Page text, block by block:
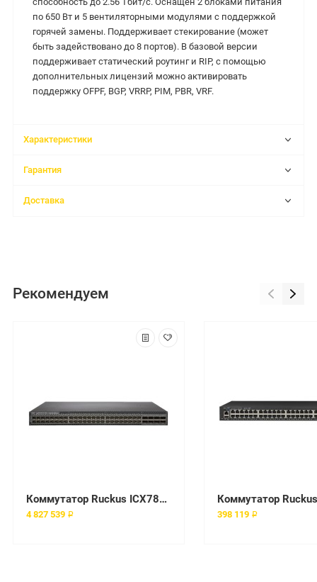
по 650 Вт и 5 вентиляторными модулями с поддержкой
горячей замены. Поддерживает стекирование (может
быть задействовано до 8 портов). В базовой версии
поддерживает статический роутинг и RIP, с помощью
дополнительных лицензий можно активировать
поддержку OFPF, BGP, VRRP, PIM, PBR, VRF.
Характеристики
Гарантия
Доставка
Рекомендуем
Коммутатор Ruckus ICX7850-48FS-E2-RMT3
4 827 539 ₽ 398 119 ₽